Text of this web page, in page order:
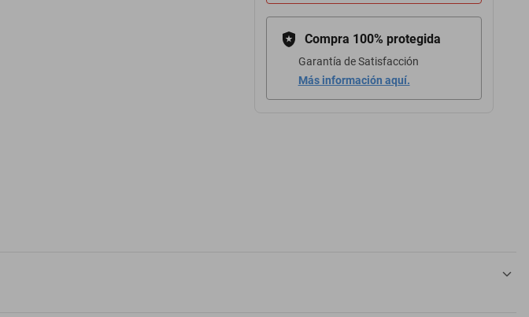
Compra 100% protegida
Garantía de Satisfacción
Más información aquí.